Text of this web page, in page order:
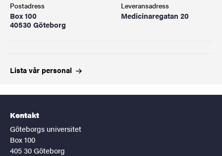
Postadress
Box 100
40530 Göteborg
Leveransadress
Medicinaregatan 20
Lista vår personal
Kontakt
Göteborgs universitet
Box 100
405 30 Göteborg